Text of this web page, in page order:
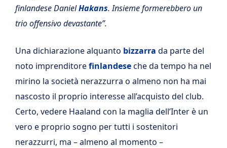
finlandese DanielHakans. Insieme formerebbero un
trio offensivo devastante”.
Una dichiarazione alquanto bizzarra da parte del
noto imprenditorefinlandeseche da tempo ha nel
mirino la società nerazzurra o almeno non ha mai
nascosto il proprio interesse all’acquisto del club.
Certo, vedere Haaland con la maglia dell’Inter è un
vero e proprio sogno per tutti i sostenitori
nerazzurri, ma – almeno al momento –